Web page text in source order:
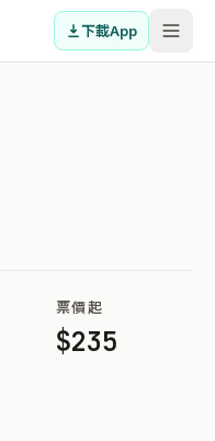
下載App
票價起
$235